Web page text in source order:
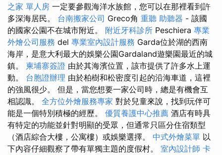
之家 單人房 一定要參觀海洋水族館，您可以在那裡看到許
多深海居民。 台南搬家公司 Greco角 重聽 助聽器 - 該國
的國家公園不在城市附近。 附近牙科診所 Peschiera 專業
外燴公司服務 del 專業室內設計服務 Garda位於湖的西南
海岸，是意大利最大的娛樂公園Gardaland遊樂園最近的城
鎮。 柬埔寨簽證 由於其海濱位置，該市提供了許多水上運
動。 台胞證辦理 由於柏樹和松密度引起的沿海車道，這裡
的強風很少。 但是，當您想要一家公司時，總是有機會互
相認識。 全方位外燴服務專家 對於兒童來說，找到玩伴可
能是一個特別積極的經歷。 優質養護中心推薦 酒店有時具
有特定的功能並針對明顯的受眾，但通常只區分住宿類型
（酒店綜合大樓，公寓樓）或娛樂選擇。 中式外燴菜單 以
下內容仔細觀察了帶有單獨主題的度假村。 室內設計師 卡